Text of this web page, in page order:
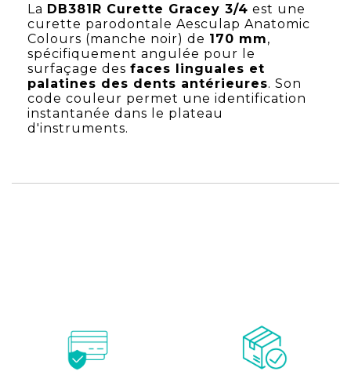
La DB381R Curette Gracey 3/4 est une
curette parodontale Aesculap Anatomic
Colours (manche noir) de 170 mm,
spécifiquement angulée pour le
surfaçage des faces linguales et
palatines des dents antérieures. Son
code couleur permet une identification
instantanée dans le plateau
d'instruments.